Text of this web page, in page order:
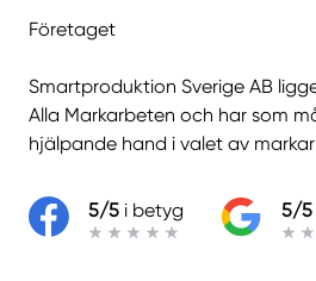
Företaget
Smartproduktion Sverige AB
Alla Markarbeten och har som
hjälpande hand i valet av
5/5 i betyg 5/5